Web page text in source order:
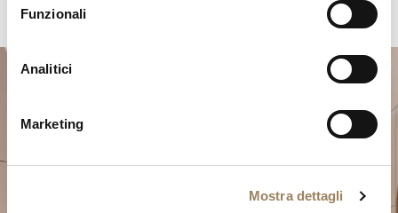
Funzionali
Analitici
Marketing
Mostra dettagli